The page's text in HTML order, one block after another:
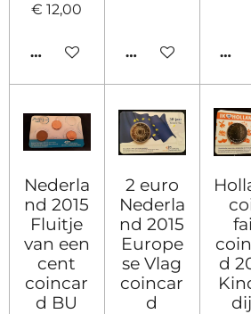
€ 12,00
IN WINKELWAGEN
IN
Nederla
nd 2015
Fluitje
van een
cent
coincar
d BU
2 euro
Nederla
nd 2015
Europe
se Vlag
coincar
d
d